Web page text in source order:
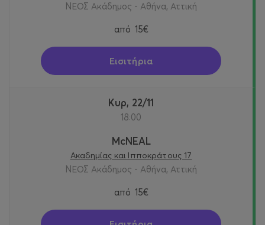
ΝΕΟΣ Ακάδημος - Αθήνα, Αττική
από 15€
Εισιτήρια
Κυρ, 22/11
18:00
McNEAL
Ακαδημίας και Ιπποκράτους 17
ΝΕΟΣ Ακάδημος - Αθήνα, Αττική
από 15€